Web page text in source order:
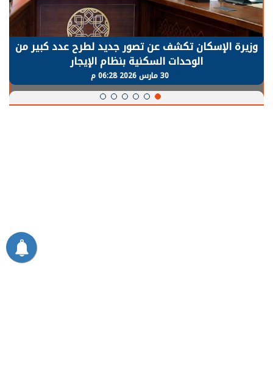
وزيرة الإسكان تكشف عن تصور جديد لطرح عدد كبير من
الوحدات السكنية بنظام الإيجار